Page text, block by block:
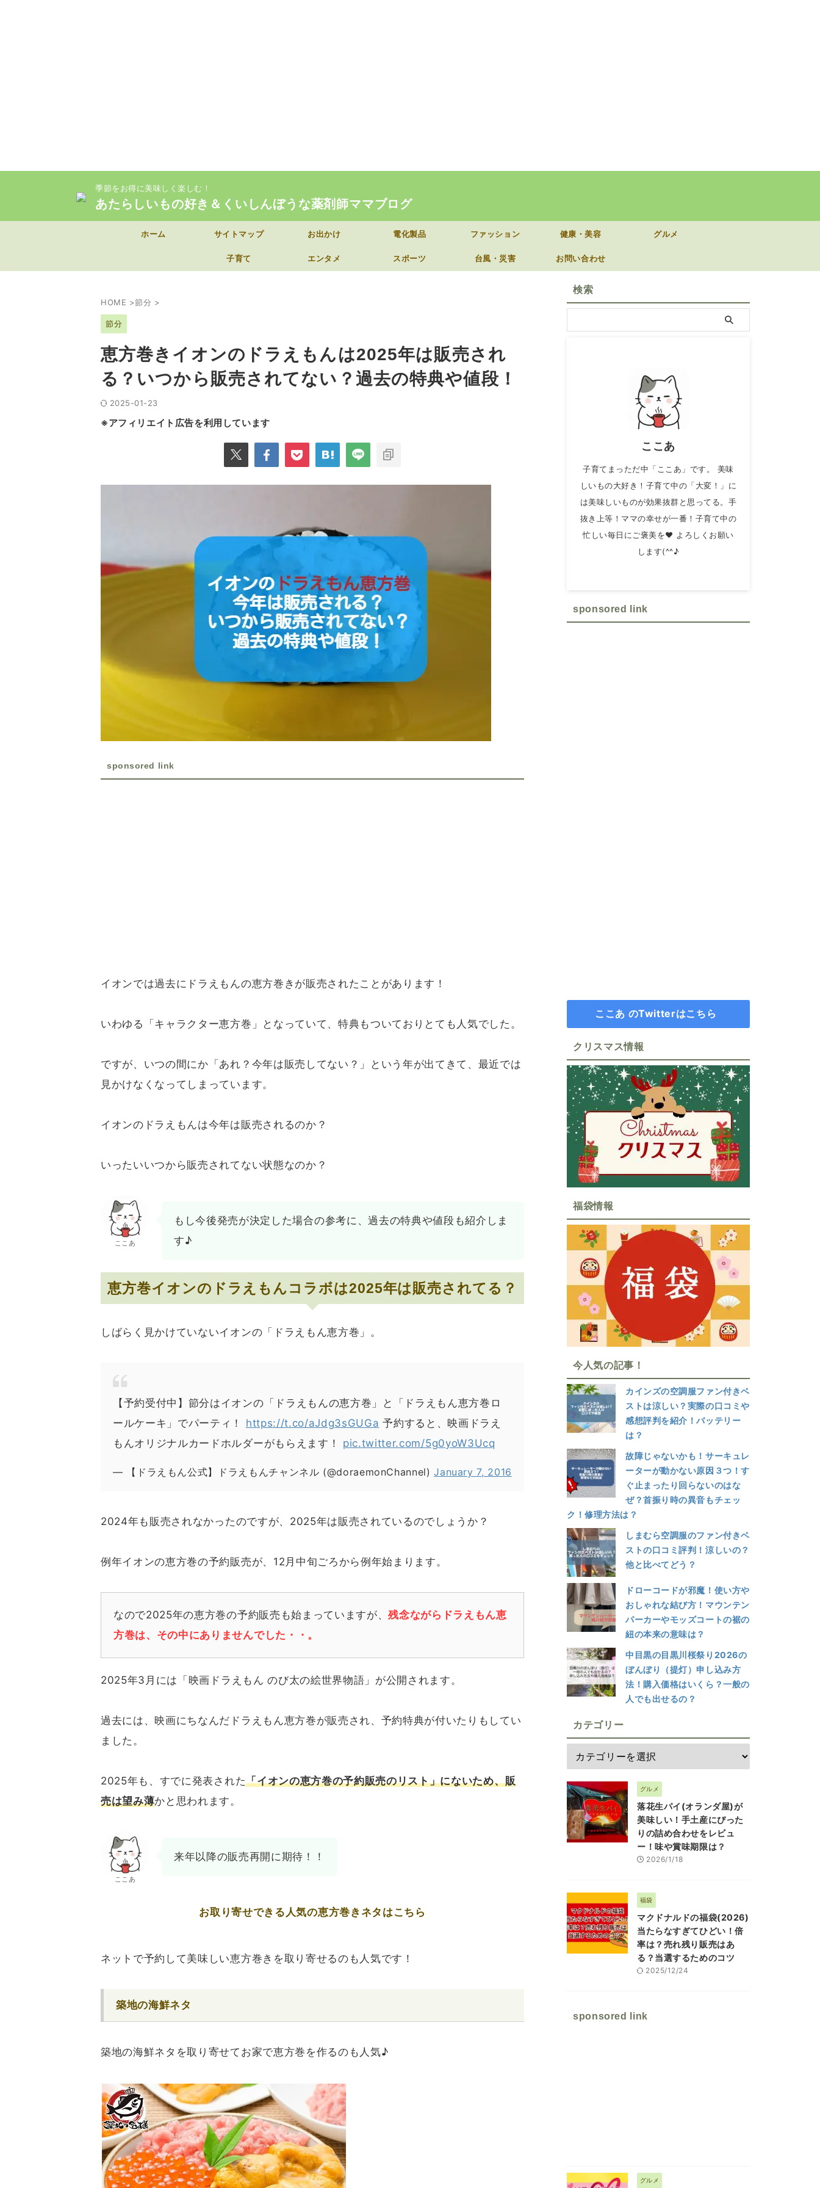
季節をお得に美味しく楽しむ！
あたらしいもの好き＆くいしんぼうな薬剤師ママブログ
ホーム サイトマップ お出かけ 電化製品 ファッション 健康・美容 グルメ
子育て エンタメ スポーツ 台風・災害 お問い合わせ
HOME >節分 >
節分
恵方巻きイオンのドラえもんは2025年は販売され
る？いつから販売されてない？過去の特典や値段！
2025-01-23
※アフィリエイト広告を利用しています
sponsored link
イオンでは過去にドラえもんの恵方巻きが販売されたことがあります！
いわゆる「キャラクター恵方巻」となっていて、特典もついておりとても人気でした。
ですが、いつの間にか「あれ？今年は販売してない？」という年が出てきて、最近では
見かけなくなってしまっています。
イオンのドラえもんは今年は販売されるのか？
いったいいつから販売されてない状態なのか？
ここあ
もし今後発売が決定した場合の参考に、過去の特典や値段も紹介しま
す♪
恵方巻イオンのドラえもんコラボは2025年は販売されてる？
しばらく見かけていないイオンの「ドラえもん恵方巻」。
【予約受付中】節分はイオンの「ドラえもんの恵方巻」と「ドラえもん恵方巻ロ
ールケーキ」でパーティ！ https://t.co/aJdg3sGUGa 予約すると、映画ドラえ
もんオリジナルカードホルダーがもらえます！ pic.twitter.com/5g0yoW3Ucq
— 【ドラえもん公式】ドラえもんチャンネル (@doraemonChannel)January 7, 2016
2024年も販売されなかったのですが、2025年は販売されているのでしょうか？
例年イオンの恵方巻の予約販売が、12月中旬ごろから例年始まります。
なので2025年の恵方巻の予約販売も始まっていますが、残念ながらドラえもん恵
方巻は、その中にありませんでした・・。
2025年3月には「映画ドラえもん のび太の絵世界物語」が公開されます。
過去には、映画にちなんだドラえもん恵方巻が販売され、予約特典が付いたりもしてい
ました。
2025年も、すでに発表された「イオンの恵方巻の予約販売のリスト」にないため、販
売は望み薄かと思われます。
ここあ
来年以降の販売再開に期待！！
お取り寄せできる人気の恵方巻きネタはこちら
ネットで予約して美味しい恵方巻きを取り寄せるのも人気です！
築地の海鮮ネタ
築地の海鮮ネタを取り寄せてお家で恵方巻を作るのも人気♪
検索
ここあ
子育てまっただ中「ここあ」です。 美味
しいもの大好き！子育て中の「大変！」に
は美味しいものが効果抜群と思ってる。手
抜き上等！ママの幸せが一番！子育て中の
忙しい毎日にご褒美を❤ よろしくお願い
します(^^♪
sponsored link
ここあ のTwitterはこちら
クリスマス情報
福袋情報
今人気の記事！
カインズの空調服ファン付きベ
ストは涼しい？実際の口コミや
感想評判を紹介！バッテリー
は？
故障じゃないかも！サーキュレ
ーターが動かない原因３つ！す
ぐ止まったり回らないのはな
ぜ？首振り時の異音もチェッ
ク！修理方法は？
しまむら空調服のファン付きベ
ストの口コミ評判！涼しいの？
他と比べてどう？
ドローコードが邪魔！使い方や
おしゃれな結び方！マウンテン
パーカーやモッズコートの裾の
紐の本来の意味は？
中目黒の目黒川桜祭り2026の
ぼんぼり（提灯）申し込み方
法！購入価格はいくら？一般の
人でも出せるの？
カテゴリー
グルメ
落花生パイ(オランダ屋)が
美味しい！手土産にぴった
りの詰め合わせをレビュ
ー！味や賞味期限は？
2026/1/18
福袋
マクドナルドの福袋(2026)
当たらなすぎてひどい！倍
率は？売れ残り販売はあ
る？当選するためのコツ
2025/12/24
sponsored link
グルメ